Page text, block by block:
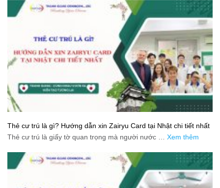
Thẻ cư trú là gì? Hướng dẫn xin Zairyu Card tại Nhật chi tiết nhất
Thẻ cư trú là giấy tờ quan trọng mà người nước … Xem thêm